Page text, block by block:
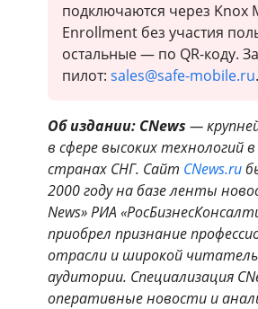
подключаются через Knox
Enrollment без участия
остальные — по QR-коду.
пилот: sales@safe-mobile.ru.
Об издании: CNews —
в сфере высоких технологий в
странах СНГ. Сайт CNews.ru
2000 году на базе ленты
News» РИА
приобрел признание
отрасли и широкой
аудитории. Специализация
оперативные новости и